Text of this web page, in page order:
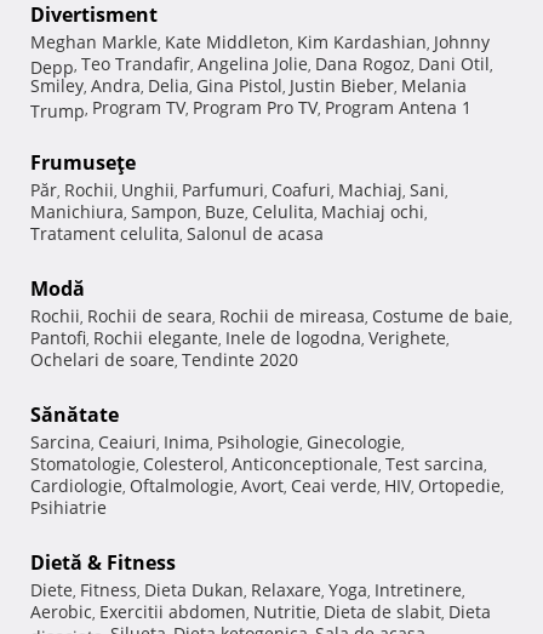
Divertisment
Meghan Markle, Kate Middleton, Kim Kardashian, Johnny
Depp, Teo Trandafir, Angelina Jolie, Dana Rogoz, Dani Otil,
Smiley, Andra, Delia, Gina Pistol, Justin Bieber, Melania
Trump, Program TV, Program Pro TV, Program Antena 1
Frumuseţe
Păr, Rochii, Unghii, Parfumuri, Coafuri, Machiaj, Sani,
Manichiura, Sampon, Buze, Celulita, Machiaj ochi,
Tratament celulita, Salonul de acasa
Modă
Rochii, Rochii de seara, Rochii de mireasa, Costume de baie,
Pantofi, Rochii elegante, Inele de logodna, Verighete,
Ochelari de soare, Tendinte 2020
Sănătate
Sarcina, Ceaiuri, Inima, Psihologie, Ginecologie,
Stomatologie, Colesterol, Anticonceptionale, Test sarcina,
Cardiologie, Oftalmologie, Avort, Ceai verde, HIV, Ortopedie,
Psihiatrie
Dietă & Fitness
Diete, Fitness, Dieta Dukan, Relaxare, Yoga, Intretinere,
Aerobic, Exercitii abdomen, Nutritie, Dieta de slabit, Dieta